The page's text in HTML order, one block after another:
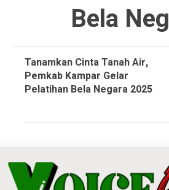
Bela
Tanamkan Cinta Tanah Air,
Pemkab Kampar Gelar
Pelatihan Bela Negara 2025